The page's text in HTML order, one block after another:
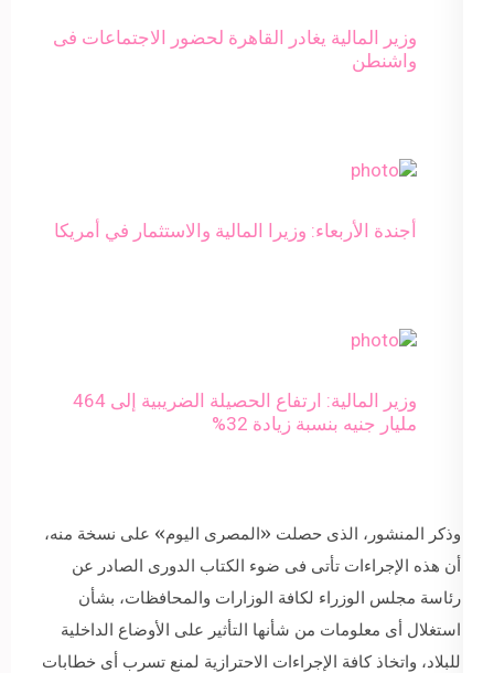
وزير المالية يغادر القاهرة لحضور الاجتماعات فى
واشنطن
أجندة الأربعاء: وزيرا المالية والاستثمار في أمريكا
وزير المالية: ارتفاع الحصيلة الضريبية إلى 464
مليار جنيه بنسبة زيادة 32%
وذكر المنشور، الذى حصلت «المصرى اليوم» على نسخة منه،
أن هذه الإجراءات تأتى فى ضوء الكتاب الدورى الصادر عن
رئاسة مجلس الوزراء لكافة الوزارات والمحافظات، بشأن
استغلال أى معلومات من شأنها التأثير على الأوضاع الداخلية
للبلاد، واتخاذ كافة الإجراءات الاحترازية لمنع تسرب أى خطابات